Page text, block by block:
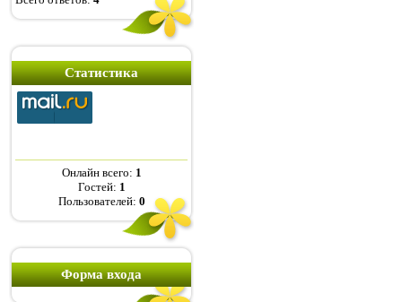
Статистика
Онлайн всего: 1
Гостей: 1
Пользователей: 0
Форма входа